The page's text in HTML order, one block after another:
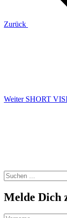
Zurück
Weiter SHORT
Melde Dich